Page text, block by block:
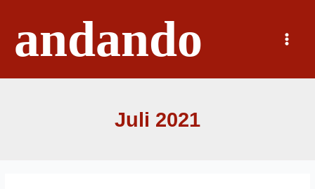
springenandando
Main
Menu
Juli 2021